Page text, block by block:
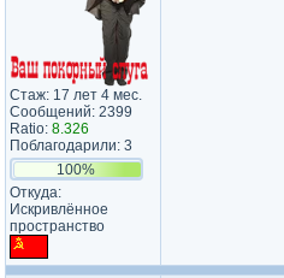
Стаж: 17 лет 4 мес.
Сообщений: 2399
Ratio: 8.326
Поблагодарили: 3
100%
Откуда:
Искривлённое
пространство